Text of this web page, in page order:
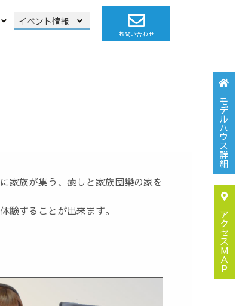
イベント情報
お問い合わせ
家族が集う、癒しと家族団欒の家を
験することが出来ます。
モ
デ
ル
ハ
ウ
ス
詳
細
ア
ク
セ
ス
M
Ａ
P